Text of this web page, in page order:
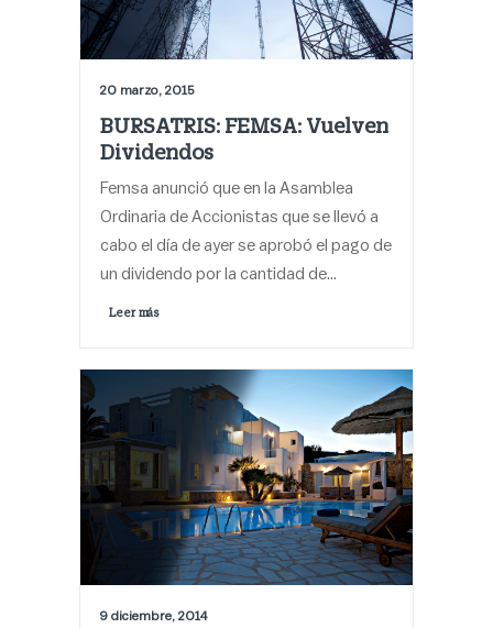
20 marzo, 2015
BURSATRIS: FEMSA: Vuelven
Dividendos
Femsa anunció que en la Asamblea
Ordinaria de Accionistas que se llevó a
cabo el día de ayer se aprobó el pago de
un dividendo por la cantidad de…
Leer más
9 diciembre, 2014